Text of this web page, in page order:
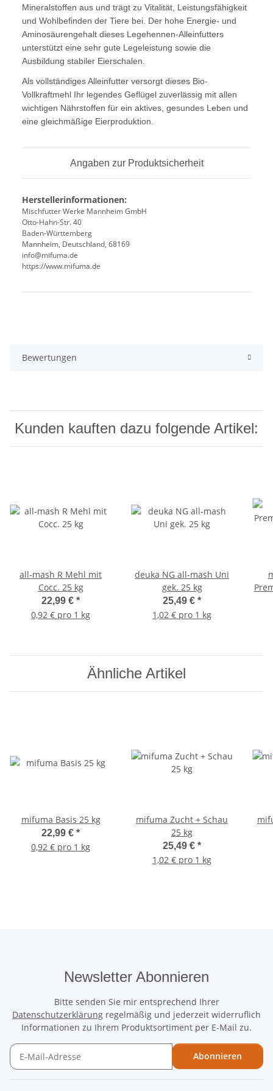
Mineralstoffen aus und trägt zu Vitalität, Leistungsfähigkeit
und Wohlbefinden der Tiere bei. Der hohe Energie- und
Aminosäurengehalt dieses Legehennen-Alleinfutters
unterstützt eine sehr gute Legeleistung sowie die
Ausbildung stabiler Eierschalen.
Als vollständiges Alleinfutter versorgt dieses Bio-
Vollkraftmehl Ihr legendes Geflügel zuverlässig mit allen
wichtigen Nährstoffen für ein aktives, gesundes Leben und
eine gleichmäßige Eierproduktion.
Angaben zur Produktsicherheit
Herstellerinformationen:
Mischfutter Werke Mannheim GmbH
Otto-Hahn-Str. 40
Baden-Württemberg
Mannheim, Deutschland, 68169
info@mifuma.de
https://www.mifuma.de
Bewertungen
Kunden kauften dazu folgende Artikel:
all-mash R Mehl mit
Cocc. 25 kg
22,99 € *
0,92 € pro 1 kg
deuka NG all-mash Uni
gek. 25 kg
25,49 € *
1,02 € pro 1 kg
Ähnliche Artikel
mifuma Basis 25 kg
22,99 € *
0,92 € pro 1 kg
mifuma Zucht + Schau
25 kg
25,49 € *
1,02 € pro 1 kg
Newsletter Abonnieren
Bitte senden Sie mir entsprechend Ihrer
Datenschutzerklärung regelmäßig und jederzeit widerruflich
Informationen zu Ihrem Produktsortiment per E-Mail zu.
Abonnieren